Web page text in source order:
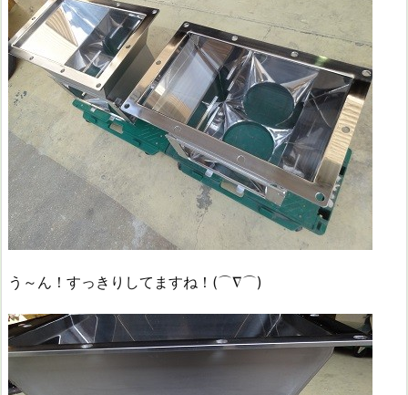
う～ん！すっきりしてますね！(⌒∇⌒)